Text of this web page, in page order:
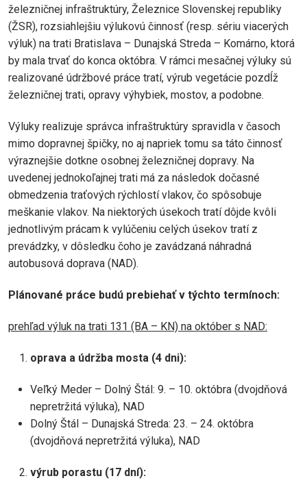
železničnej infraštruktúry, Železnice Slovenskej republiky
(ŽSR), rozsiahlejšiu výlukovú činnosť (resp. sériu viacerých
výluk) na trati Bratislava – Dunajská Streda – Komárno, ktorá
by mala trvať do konca októbra. V rámci mesačnej výluky sú
realizované údržbové práce tratí, výrub vegetácie pozdĺž
železničnej trati, opravy výhybiek, mostov, a podobne.
Výluky realizuje správca infraštruktúry spravidla v časoch
mimo dopravnej špičky, no aj napriek tomu sa táto činnosť
výraznejšie dotkne osobnej železničnej dopravy. Na
uvedenej jednokoľajnej trati má za následok dočasné
obmedzenia traťových rýchlostí vlakov, čo spôsobuje
meškanie vlakov. Na niektorých úsekoch tratí dôjde kvôli
jednotlivým prácam k vylúčeniu celých úsekov tratí z
prevádzky, v dôsledku čoho je zavádzaná náhradná
autobusová doprava (NAD).
Plánované práce budú prebiehať v týchto termínoch:
prehľad výluk na trati 131 (BA – KN) na október s NAD:
oprava a údržba mosta (4 dni):
Veľký Meder – Dolný Štál: 9. – 10. októbra (dvojdňová
nepretržitá výluka), NAD
Dolný Štál – Dunajská Streda: 23. – 24. októbra
(dvojdňová nepretržitá výluka), NAD
výrub porastu (17 dní):